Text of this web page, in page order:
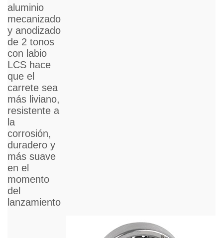
Carretel en
aluminio
mecanizado
y anodizado
de 2 tonos
con labio
LCS hace
que el
carrete sea
más liviano,
resistente a
la
corrosión,
duradero y
más suave
en el
momento
del